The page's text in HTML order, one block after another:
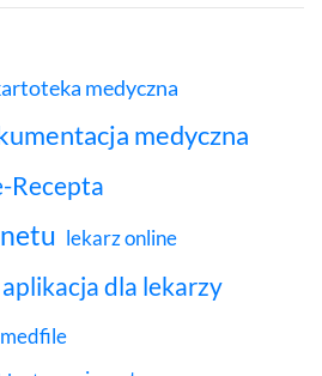
medyczna
medyczna
Recepta
lekarz online
aplikacja dla lekarzy
medfile